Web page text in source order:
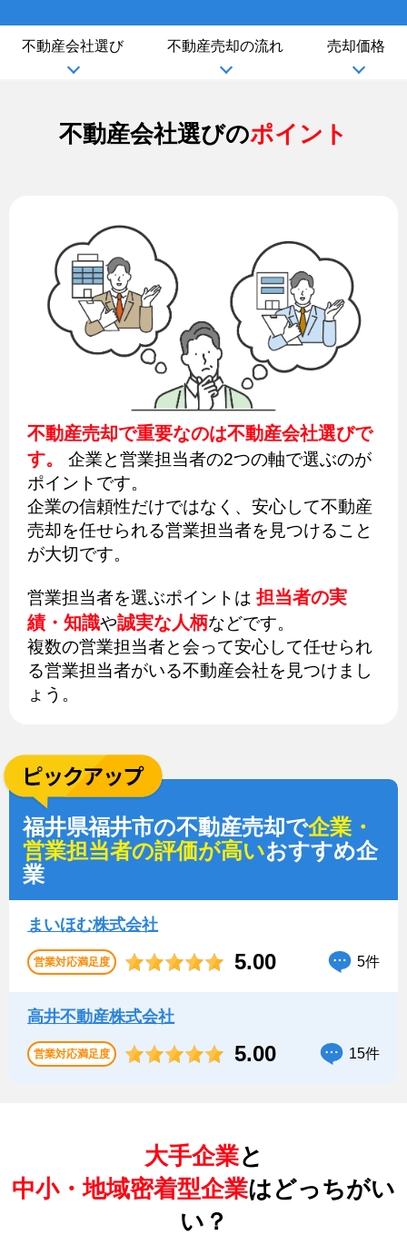
不動産会社選び 不動産売却の流れ 売却価格
不動産会社選びのポイント
不動産売却で重要なのは不動産会社選びで
す。
企業と営業担当者の2つの軸で選ぶのが
ポイントです。
企業の信頼性だけではなく、安心して不動産
売却を任せられる営業担当者を見つけること
が大切です。
営業担当者を選ぶポイントは 担当者の実
績・知識や誠実な人柄などです。
複数の営業担当者と会って安心して任せられ
る営業担当者がいる不動産会社を見つけまし
ょう。
福井県福井市の不動産売却で企業・
営業担当者の評価が高いおすすめ企
業
まいほむ株式会社
営業対応満足度 5.00 5件
高井不動産株式会社
営業対応満足度 5.00 15件
大手企業と
中小・地域密着型企業はどっちがい
い？